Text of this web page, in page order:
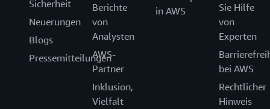
Sicherheit
Neuerungen
Blogs
Pressemitteilungen
Berichte
von
Analysten
AWS-
Partner
Inklusion,
Vielfalt
in AWS
Sie Hilfe
von
Experten
bei AWS
Rechtlicher
Hinweis